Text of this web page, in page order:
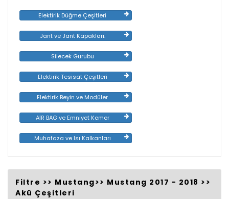
Elektirik Düğme Çeşitleri
Jant ve Jant Kapakları.
Silecek Gurubu
Elektirik Tesisat Çeşitleri
Elektirik Beyin ve Modüler
AİR BAG ve Emniyet Kemer
Muhafaza ve Isı Kalkanları
Filtre >> Mustang>> Mustang 2017 - 2018 >>
Akü Çeşitleri